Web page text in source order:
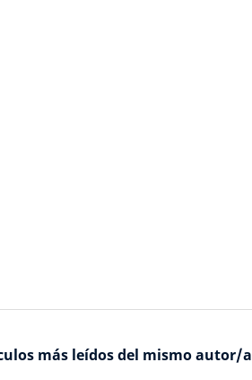
más leídos del mismo autor/a